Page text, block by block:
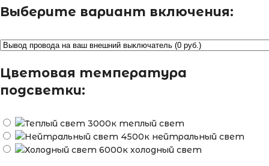
Выберите вариант включения:
Цветовая температура
подсветки:
теплый свет
нейтральный свет
холодный свет